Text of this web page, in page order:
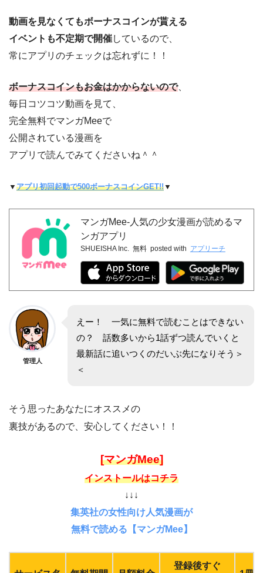
動画を見なくてもボーナスコインが貰える
イベントも不定期で開催しているので、
常にアプリのチェックは忘れずに！！
ボーナスコインもお金はかからないので、
毎日コツコツ動画を見て、
完全無料でマンガMeeで
公開されている漫画を
アプリで読んでみてくださいね＾＾
▼ アプリ初回起動で500ボーナスコインGET!!▼
マンガMee-人気の少女漫画が読めるマ
ンガアプリ
SHUEISHA Inc. 無料 posted with アプリーチ
管理人
えー！ 一気に無料で読むことはできない
の？ 話数多いから1話ずつ読んでいくと
最新話に追いつくのだいぶ先になりそう＞
＜
そう思ったあなたにオススメの
裏技があるので、安心してください！！
[マンガMee]
インストールはコチラ
↓↓↓
集英社の女性向け人気漫画が
無料で読める【マンガMee】
登録後すぐ